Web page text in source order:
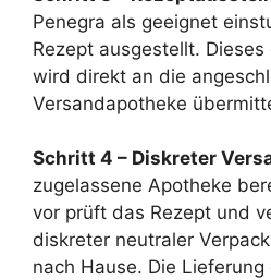
Penegra als geeignet
Rezept ausgestellt.
wird direkt an die
Versandapotheke
Schritt 4 – Diskreter
zugelassene Apotheke
vor prüft das Rezept und
diskreter neutraler
nach Hause. Die